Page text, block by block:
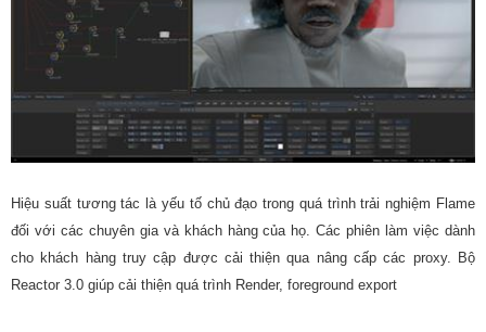
Hiệu suất tương tác là yếu tố chủ đạo trong quá trình trải nghiệm Flame
đối với các chuyên gia và khách hàng của họ. Các phiên làm việc dành
cho khách hàng truy cập được cải thiện qua nâng cấp các proxy. Bộ
Reactor 3.0 giúp cải thiện quá trình Render, foreground export